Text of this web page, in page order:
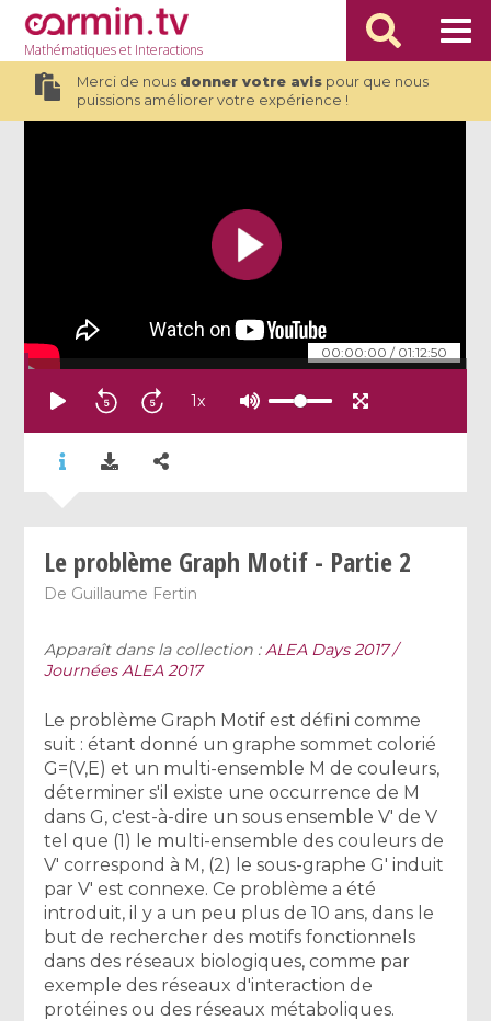
Mathématiqueset Interactions
Merci de nous donner votre avispour que nous
puissions améliorer votre expérience !
00:00:00 / 01:12:50
1x
Le problème Graph Motif - Partie 2
De Guillaume Fertin
Apparaît dans la collection :ALEA Days 2017 /
Journées ALEA 2017
Le problème Graph Motif est défini comme
suit : étant donné un graphe sommet colorié
G=(V,E) et un multi-ensemble M de couleurs,
déterminer s'il existe une occurrence de M
dans G, c'est-à-dire un sous ensemble V' de V
tel que (1) le multi-ensemble des couleurs de
V' correspond à M, (2) le sous-graphe G' induit
par V' est connexe. Ce problème a été
introduit, il y a un peu plus de 10 ans, dans le
but de rechercher des motifs fonctionnels
dans des réseaux biologiques, comme par
exemple des réseaux d'interaction de
protéines ou des réseaux métaboliques.